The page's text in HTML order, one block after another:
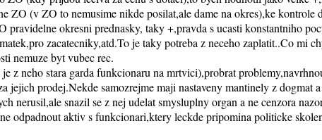
(v ZO to nemusime nikde posilat,ale dame na okres),ke kontrole
okresni prednasky, taky +,pravda s ucasti konstantniho
zacatecniky,atd.To je taky potreba z neceho zaplatit..Co mi
nemuze byt vubec rec.
z neho stara garda funkcionaru na mrtvici),probrat
prodej.Nekde samozrejme maji nastaveny mantinely z dogmat
nerusil,ale snazil se z nej udelat smysluplny organ a ne cenzora
odpadnout aktiv s funkcionari,ktery leckde pripomina politicke